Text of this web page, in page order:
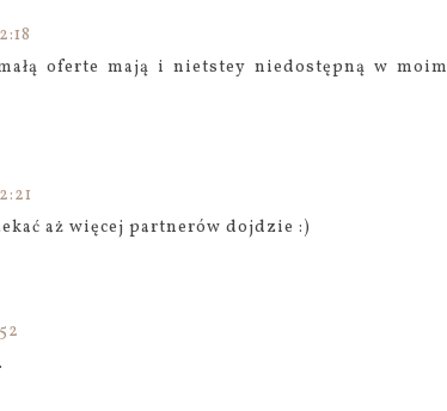
oferte mają i nietstey niedostępną w moim
aż więcej partnerów dojdzie :)